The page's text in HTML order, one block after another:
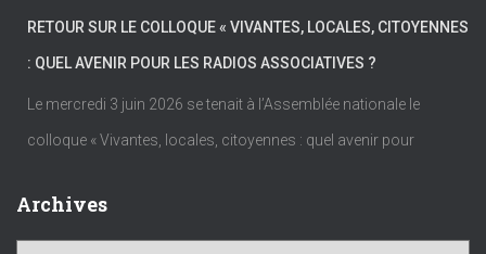
RETOUR SUR LE COLLOQUE « VIVANTES, LOCALES, CITOYENNES
: QUEL AVENIR POUR LES RADIOS ASSOCIATIVES ?
Le mercredi 3 juin 2026 se tenait à l’Assemblée nationale le
colloque « Vivantes, locales, citoyennes : quel avenir pour
Archives